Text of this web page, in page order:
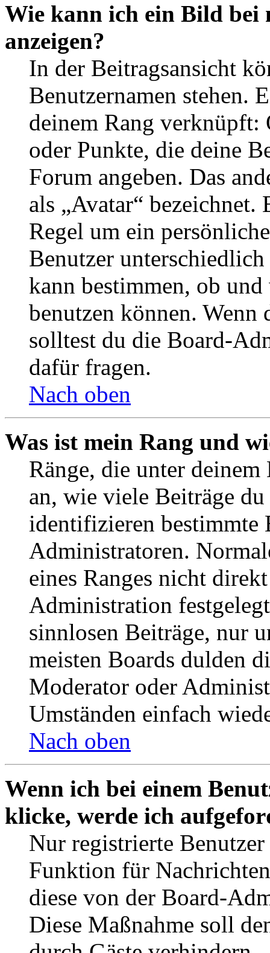
Wie kann ich ein Bild bei
anzeigen?
In der Beitragsansicht
Benutzernamen stehen.
deinem Rang verknüpft:
oder Punkte, die deine
Forum angeben. Das
als „Avatar“
Regel um ein
Benutzer
kann bestimmen, ob
benutzen können. Wenn
solltest du die Board-
dafür fragen.
Nach oben
Was ist mein Rang und
Ränge, die unter deinem
an, wie viele Beiträge
identifizieren bestimmte
Administratoren.
eines Ranges nicht
Administration
sinnlosen Beiträge, nur
meisten Boards dulden
Moderator oder
Umständen einfach
Nach oben
Wenn ich bei einem
klicke, werde ich
Nur registrierte
Funktion für
diese von der Board-
Diese Maßnahme soll